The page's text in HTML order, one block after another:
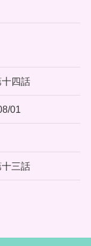
四話
01
三話